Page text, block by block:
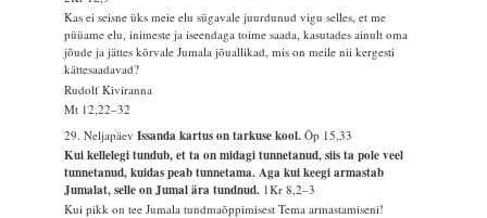
Kas ei seisne üks meie elu sügavale juurdunud vigu selles, et me
püüame elu, inimeste ja iseendaga toime saada, kasutades ainult oma
jõude ja jättes kõrvale Jumala jõuallikad, mis on meile nii kergesti
kättesaadavad?
Rudolf Kiviranna
Mt 12,22–32
29. NeljapäevIssanda kartus on tarkuse kool.Õp 15,33
Kui kellelegi tundub, et ta on midagi tunnetanud, siis ta pole veel
tunnetanud, kuidas peab tunnetama. Aga kui keegi armastab
Jumalat, selle on Jumal ära tundnud. 1Kr 8,2–3
Kui pikk on tee Jumala tundmaõppimisest Tema armastamiseni!